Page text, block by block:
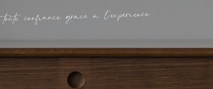
toute confiance grâce à l'expérience